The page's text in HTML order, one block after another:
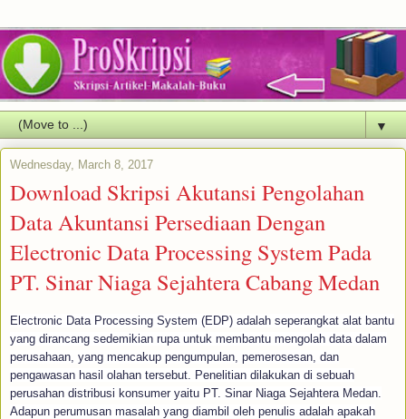
▼
Wednesday, March 8, 2017
Download Skripsi Akutansi Pengolahan
Data Akuntansi Persediaan Dengan
Electronic Data Processing System Pada
PT. Sinar Niaga Sejahtera Cabang Medan
Electronic Data Processing System (EDP) adalah seperangkat alat bantu
yang dirancang sedemikian rupa untuk membantu mengolah data dalam
perusahaan, yang mencakup pengumpulan, pemerosesan, dan
pengawasan hasil olahan tersebut. Penelitian dilakukan di sebuah
perusahan distribusi konsumer yaitu PT. Sinar Niaga Sejahtera Medan.
Adapun perumusan masalah yang diambil oleh penulis adalah apakah